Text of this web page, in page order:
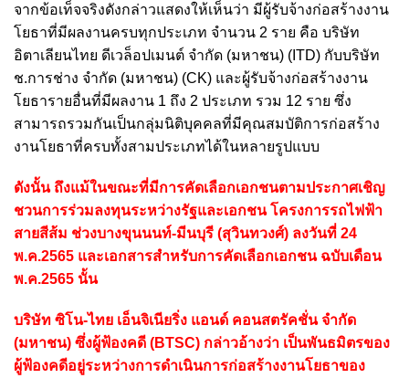
จากข้อเท็จจริงดังกล่าวแสดงให้เห็นว่า มีผู้รับจ้างก่อสร้างงาน
โยธาที่มีผลงานครบทุกประเภท จำนวน 2 ราย คือ บริษัท
อิตาเลียนไทย ดีเวล็อปเมนต์ จำกัด (มหาชน) (ITD) กับบริษัท
ช.การช่าง จำกัด (มหาชน) (CK) และผู้รับจ้างก่อสร้างงาน
โยธารายอื่นที่มีผลงาน 1 ถึง 2 ประเภท รวม 12 ราย ซึ่ง
สามารถรวมกันเป็นกลุ่มนิติบุคคลที่มีคุณสมบัติการก่อสร้าง
งานโยธาที่ครบทั้งสามประเภทได้ในหลายรูปแบบ
ดังนั้น ถึงแม้ในขณะที่มีการคัดเลือกเอกชนตามประกาศเชิญ
ชวนการร่วมลงทุนระหว่างรัฐและเอกชน โครงการรถไฟฟ้า
สายสีส้ม ช่วงบางขุนนนท์-มีนบุรี (สุวินทวงศ์) ลงวันที่ 24
พ.ค.2565 และเอกสารสำหรับการคัดเลือกเอกชน ฉบับเดือน
พ.ค.2565 นั้น
บริษัท ซิโน-ไทย เอ็นจิเนียริ่ง แอนด์ คอนสตรัคชั่น จำกัด
(มหาชน) ซึ่งผู้ฟ้องคดี (BTSC) กล่าวอ้างว่า เป็นพันธมิตรของ
ผู้ฟ้องคดีอยู่ระหว่างการดำเนินการก่อสร้างงานโยธาของ